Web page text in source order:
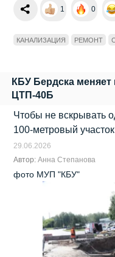
1 0
КАНАЛИЗАЦИЯ РЕМОНТ
КБУ Бердска
ЦТП-40Б
Чтобы не вскрывать
100-метровый
29.06.2026
Автор:Анна Степанова
фото МУП "КБУ"